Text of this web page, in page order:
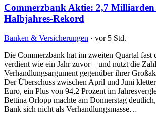
Commerzbank Aktie: 2,7
Halbjahres-Rekord
Banken & Versicherungen · vor 5 Std.
Die Commerzbank hat im zweiten Quartal fast
verdient wie ein Jahr zuvor – und nutzt die
Verhandlungsargument gegenüber ihrer
Der Überschuss zwischen April und Juni
Euro, ein Plus von 94,2 Prozent im
Bettina Orlopp machte am Donnerstag
Bank sich nicht als Verhandlungsmasse…